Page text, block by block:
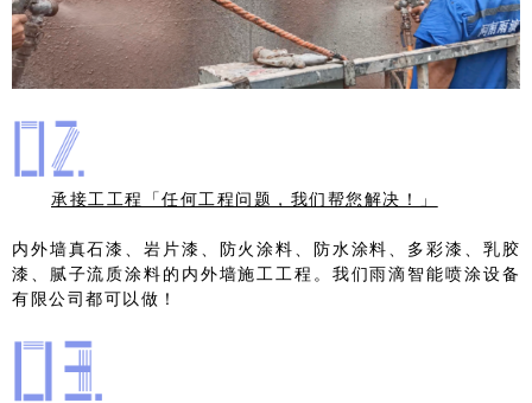
承接工工程「任何工程问题，我们帮您解决！」
内外墙真石漆、岩片漆、防火涂料、防水涂料、多彩漆、乳胶
漆、腻子流质涂料的内外墙施工工程。我们雨滴智能喷涂设备
有限公司都可以做！